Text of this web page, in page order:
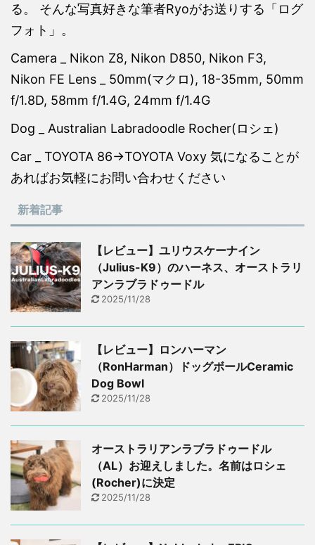
る。 そんな写真好きな筆者Ryoがお送りする「ログ
フォト」。
Camera _ Nikon Z8, Nikon D850, Nikon F3,
Nikon FE Lens _ 50mm(マクロ), 18-35mm, 50mm
f/1.8D, 58mm f/1.4G, 24mm f/1.4G
Dog _ Australian Labradoodle Rocher(ロシェ)
Car _ TOYOTA 86→TOYOTA Voxy 気になることが
あればお気軽にお問い合わせください
新着記事
【レビュー】ユリウスケーナイン
（Julius-K9）のハーネス、オーストラリ
アンラブラドゥードル
2025/11/28
【レビュー】ロンハーマン
（RonHarman）ドッグボールCeramic
Dog Bowl
2025/11/28
オーストラリアンラブラドゥードル
（AL）お迎えしました。名前はロシェ
(Rocher)に決定
2025/11/28